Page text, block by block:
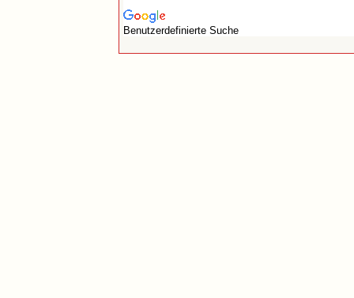
Benutzerdefinierte Suche